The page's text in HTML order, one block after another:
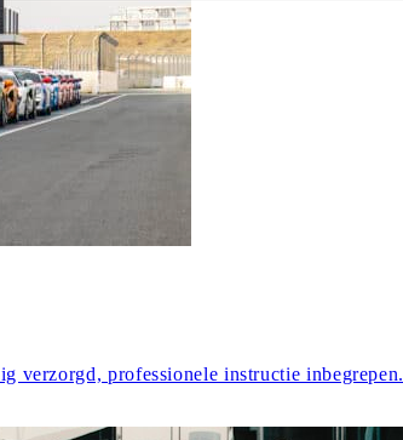
verzorgd, professionele instructie inbegrepen.